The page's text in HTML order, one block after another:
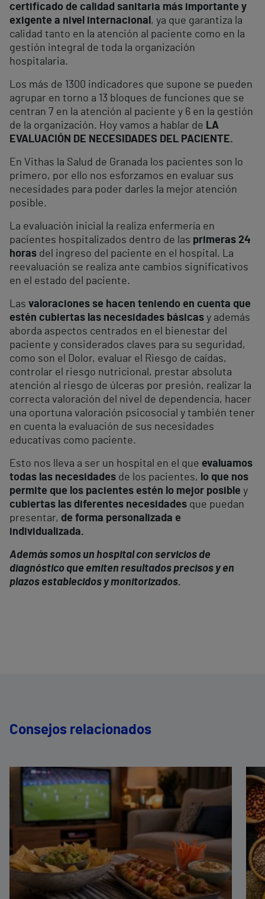
certificado de calidad sanitaria más importante y
exigente a nivel internacional , ya que garantiza la
calidad tanto en la atención al paciente como en la
gestión integral de toda la organización
hospitalaria.
Los más de 1300 indicadores que supone se pueden
agrupar en torno a 13 bloques de funciones que se
centran 7 en la atención al paciente y 6 en la gestión
de la organización. Hoy vamos a hablar de LA
EVALUACIÓN DE NECESIDADES DEL PACIENTE.
En Vithas la Salud de Granada los pacientes son lo
primero, por ello nos esforzamos en evaluar sus
necesidades para poder darles la mejor atención
posible.
La evaluación inicial la realiza enfermería en
pacientes hospitalizados dentro de las primeras 24
horas del ingreso del paciente en el hospital. La
reevaluación se realiza ante cambios significativos
en el estado del paciente.
Las valoraciones se hacen teniendo en cuenta que
estén cubiertas las necesidades básicas y además
aborda aspectos centrados en el bienestar del
paciente y considerados claves para su seguridad,
como son el Dolor, evaluar el Riesgo de caídas,
controlar el riesgo nutricional, prestar absoluta
atención al riesgo de úlceras por presión, realizar la
correcta valoración del nivel de dependencia, hacer
una oportuna valoración psicosocial y también tener
en cuenta la evaluación de sus necesidades
educativas como paciente.
Esto nos lleva a ser un hospital en el que evaluamos
todas las necesidades de los pacientes, lo que nos
permite que los pacientes estén lo mejor posible y
cubiertas las diferentes necesidades que puedan
presentar, de forma personalizada e
individualizada.
Además somos un hospital con servicios de
diagnóstico que emiten resultados precisos y en
plazos establecidos y monitorizados.
Consejos relacionados